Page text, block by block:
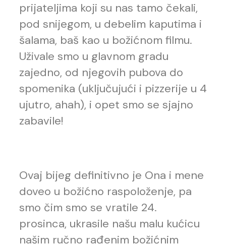
prijateljima koji su nas tamo čekali,
pod snijegom, u debelim kaputima i
šalama, baš kao u božićnom filmu.
Uživale smo u glavnom gradu
zajedno, od njegovih pubova do
spomenika (uključujući i pizzerije u 4
ujutro, ahah), i opet smo se sjajno
zabavile!
Ovaj bijeg definitivno je Ona i mene
doveo u božićno raspoloženje, pa
smo čim smo se vratile 24.
prosinca, ukrasile našu malu kućicu
našim ručno rađenim božićnim